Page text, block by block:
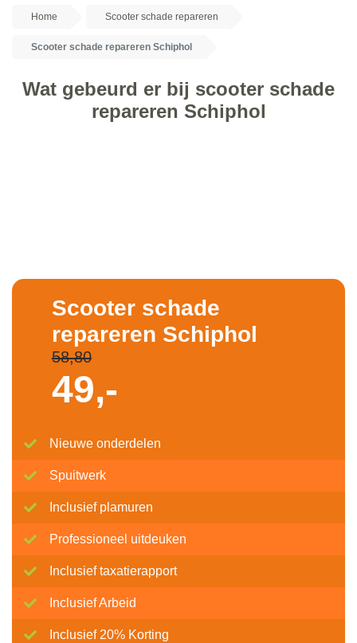
Home Scooter schade repareren
Scooter schade repareren Schiphol
Wat gebeurd er bij scooter schade
repareren Schiphol
Scooter schade
repareren Schiphol
58,80
49,-
Nieuwe onderdelen
Spuitwerk
Inclusief plamuren
Professioneel uitdeuken
Inclusief taxatierapport
Inclusief Arbeid
Inclusief 20% Korting